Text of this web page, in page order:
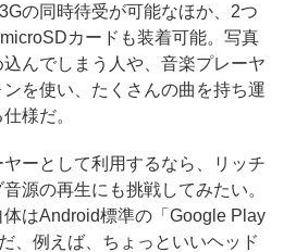
の同時待受が可能なほか、2つ
カードも装着可能。写真
んでしまう人や、音楽プレーヤ
を使い、たくさんの曲を持ち運
様だ。
ーとして利用するなら、リッチ
源の再生にも挑戦してみたい。
はAndroid標準の「Google Play
、例えば、ちょっといいヘッド